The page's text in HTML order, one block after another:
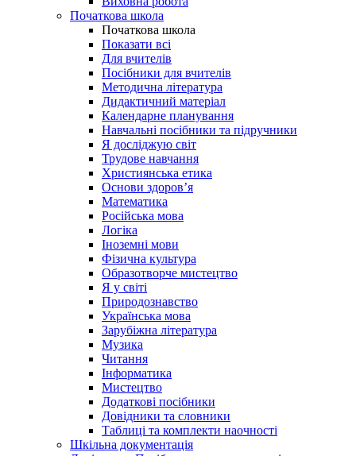
Початкова школа
Початкова школа
Показати всі
Для вчителів
Посібники для вчителів
Методична література
Дидактичний матеріал
Календарне планування
Навчальні посібники та підручники
Я досліджую світ
Трудове навчання
Християнська етика
Основи здоров’я
Математика
Російська мова
Логіка
Іноземні мови
Фізична культура
Образотворче мистецтво
Я у світі
Природознавство
Українська мова
Зарубіжна література
Музика
Читання
Інформатика
Мистецтво
Додаткові посібники
Довідники та словники
Таблиці та комплекти наочності
Шкільна документація